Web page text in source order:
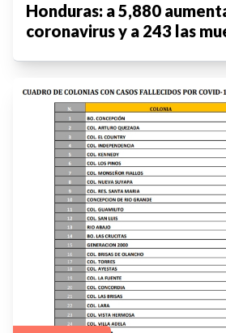
Honduras: a 5,880
coronavirus y a 243 las